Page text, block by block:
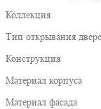
Коллекция
Тип открывания
Конструкция
Материал корпуса
Материал фасада